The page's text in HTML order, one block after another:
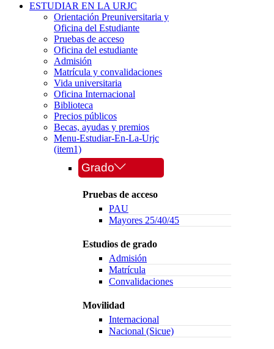
ESTUDIAR EN LA URJC
Orientación Preuniversitaria y
Oficina del Estudiante
Pruebas de acceso
Oficina del estudiante
Admisión
Matrícula y convalidaciones
Vida universitaria
Oficina Internacional
Biblioteca
Precios públicos
Becas, ayudas y premios
Menu-Estudiar-En-La-Urjc
(item1)
Grado
Pruebas de acceso
PAU
Mayores 25/40/45
Estudios de grado
Admisión
Matrícula
Convalidaciones
Movilidad
Internacional
Nacional (Sicue)